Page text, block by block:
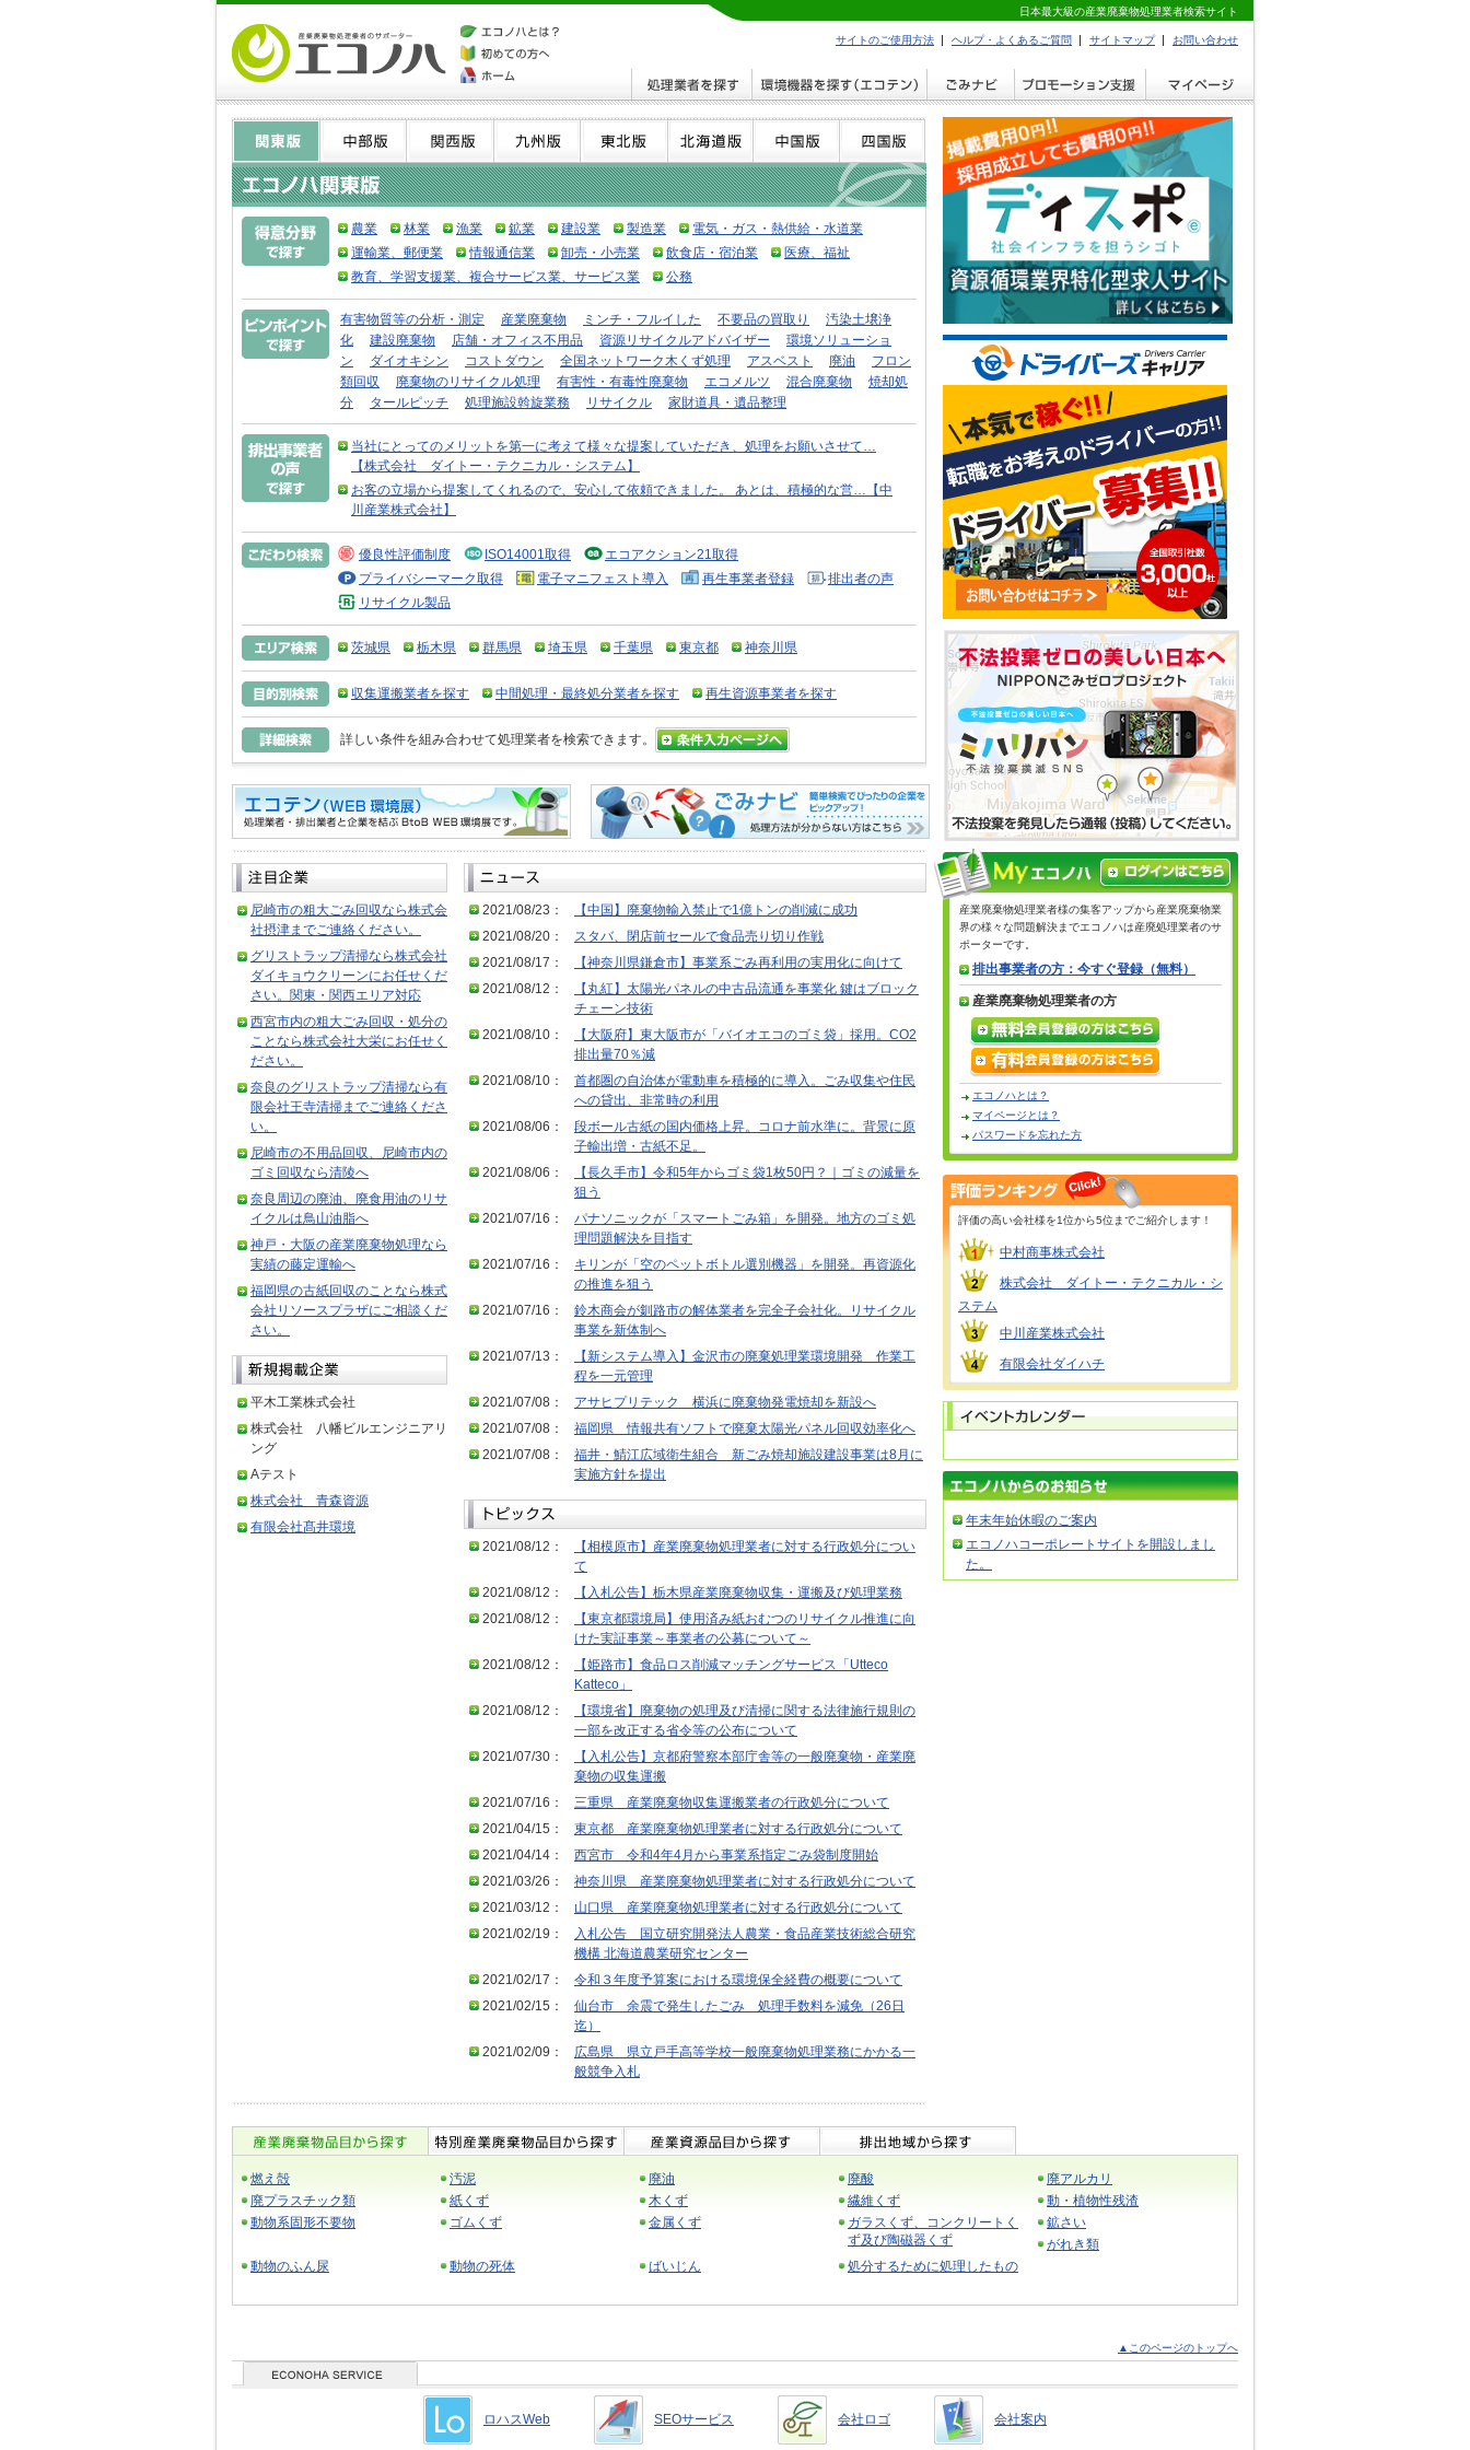
日本最大級の産業廃棄物処理業者検索サイト
サイトのご使用方法 ヘルプ・よくあるご質問 サイトマップ お問い合わせ
農業 林業 漁業 鉱業 建設業 製造業
電気・ガス・熱供給・水道業
運輸業、郵便業
情報通信業 卸売・小売業 飲食店・宿泊業
医療、福祉
教育、学習支援業、複合サービス業、サービス業
公務
有害物質等の分析・測定 産業廃棄物 ミンチ・フルイした 不要品の買取り
汚染土壌浄
化
建設廃棄物 店舗・オフィス不用品 資源リサイクルアドバイザー
環境ソリューショ
ン
ダイオキシン コストダウン 全国ネットワーク木くず処理 アスベスト 廃油
フロン
類回収
廃棄物のリサイクル処理 有害性・有毒性廃棄物 エコメルツ 混合廃棄物
焼却処
分
タールピッチ 処理施設斡旋業務 リサイクル 家財道具・遺品整理
当社にとってのメリットを第一に考えて様々な提案していただき、処理をお願いさせて…
【株式会社 ダイトー・テクニカル・システム】
お客の立場から提案してくれるので、安心して依頼できました。 あとは、積極的な営…【中
川産業株式会社】
優良性評価制度 ISO14001取得
エコアクション21取得
プライバシーマーク取得
電子マニフェスト導入 再生事業者登録
排出者の声
リサイクル製品
茨城県 栃木県 群馬県 埼玉県 千葉県 東京都 神奈川県
収集運搬業者を探す 中間処理・最終処分業者を探す 再生資源事業者を探す
詳しい条件を組み合わせて処理業者を検索できます。
尼崎市の粗大ごみ回収なら株式会
社摂津までご連絡ください。
グリストラップ清掃なら株式会社
ダイキョウクリーンにお任せくだ
さい。関東・関西エリア対応
西宮市内の粗大ごみ回収・処分の
ことなら株式会社大栄にお任せく
ださい。
奈良のグリストラップ清掃なら有
限会社王寺清掃までご連絡くださ
い。
尼崎市の不用品回収、尼崎市内の
ゴミ回収なら清陵へ
奈良周辺の廃油、廃食用油のリサ
イクルは鳥山油脂へ
神戸・大阪の産業廃棄物処理なら
実績の藤定運輸へ
福岡県の古紙回収のことなら株式
会社リソースプラザにご相談くだ
さい。
平木工業株式会社
株式会社 八幡ビルエンジニアリ
ング
Aテスト
株式会社 青森資源
有限会社髙井環境
2021/08/23：
【中国】廃棄物輸入禁止で1億トンの削減に成功
2021/08/20：
スタバ、閉店前セールで食品売り切り作戦
2021/08/17：
【神奈川県鎌倉市】事業系ごみ再利用の実用化に向けて
2021/08/12：
【丸紅】太陽光パネルの中古品流通を事業化 鍵はブロック
チェーン技術
2021/08/10：
【大阪府】東大阪市が「バイオエコのゴミ袋」採用。CO2
排出量70％減
2021/08/10：
首都圏の自治体が電動車を積極的に導入。ごみ収集や住民
への貸出、非常時の利用
2021/08/06：
段ボール古紙の国内価格上昇。コロナ前水準に。背景に原
子輸出増・古紙不足。
2021/08/06：
【長久手市】令和5年からゴミ袋1枚50円？｜ゴミの減量を
狙う
2021/07/16：
パナソニックが「スマートごみ箱」を開発。地方のゴミ処
理問題解決を目指す
2021/07/16：
キリンが「空のペットボトル選別機器」を開発。再資源化
の推進を狙う
2021/07/16：
鈴木商会が釧路市の解体業者を完全子会社化。リサイクル
事業を新体制へ
2021/07/13：
【新システム導入】金沢市の廃棄処理業環境開発 作業工
程を一元管理
2021/07/08：
アサヒプリテック 横浜に廃棄物発電焼却を新設へ
2021/07/08：
福岡県 情報共有ソフトで廃棄太陽光パネル回収効率化へ
2021/07/08：
福井・鯖江広域衛生組合 新ごみ焼却施設建設事業は8月に
実施方針を提出
2021/08/12：
【相模原市】産業廃棄物処理業者に対する行政処分につい
て
2021/08/12：
【入札公告】栃木県産業廃棄物収集・運搬及び処理業務
2021/08/12：
【東京都環境局】使用済み紙おむつのリサイクル推進に向
けた実証事業～事業者の公募について～
2021/08/12：
【姫路市】食品ロス削減マッチングサービス「Utteco
Katteco」
2021/08/12：
【環境省】廃棄物の処理及び清掃に関する法律施行規則の
一部を改正する省令等の公布について
2021/07/30：
【入札公告】京都府警察本部庁舎等の一般廃棄物・産業廃
棄物の収集運搬
2021/07/16：
三重県 産業廃棄物収集運搬業者の行政処分について
2021/04/15：
東京都 産業廃棄物処理業者に対する行政処分について
2021/04/14：
西宮市 令和4年4月から事業系指定ごみ袋制度開始
2021/03/26：
神奈川県 産業廃棄物処理業者に対する行政処分について
2021/03/12：
山口県 産業廃棄物処理業者に対する行政処分について
2021/02/19：
入札公告 国立研究開発法人農業・食品産業技術総合研究
機構 北海道農業研究センター
2021/02/17：
令和３年度予算案における環境保全経費の概要について
2021/02/15：
仙台市 余震で発生したごみ 処理手数料を減免（26日
迄）
2021/02/09：
広島県 県立戸手高等学校一般廃棄物処理業務にかかる一
般競争入札
産業廃棄物処理業者様の集客アップから産業廃棄物業
界の様々な問題解決までエコノハは産廃処理業者のサ
ポーターです。
排出事業者の方：今すぐ登録（無料）
産業廃棄物処理業者の方
エコノハとは？
マイページとは？
パスワードを忘れた方
評価の高い会社様を1位から5位までご紹介します！
中村商事株式会社
株式会社 ダイトー・テクニカル・シ
ステム
中川産業株式会社
有限会社ダイハチ
年末年始休暇のご案内
エコノハコーポレートサイトを開設しまし
た。
燃え殻 汚泥 廃油 廃酸
廃アルカリ
廃プラスチック類
紙くず 木くず 繊維くず
動・植物性残渣
動物系固形不要物
ゴムくず 金属くず
ガラスくず、コンクリートく
ず及び陶磁器くず
鉱さい
がれき類
動物のふん尿
動物の死体 ばいじん 処分するために処理したもの
▲このページのトップへ
ロハスWeb SEOサービス 会社ロゴ 会社案内